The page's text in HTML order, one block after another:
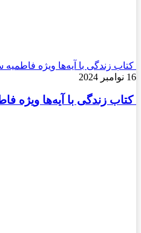
زندگی با آیه‌ها ویژه فاطمیه سال ۱۴۰۳ منتشر شد
زندگی با آیه‌ها ویژه فاطمیه سال ۱۴۰۳